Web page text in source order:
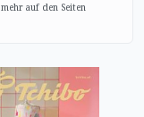
auf den Seiten